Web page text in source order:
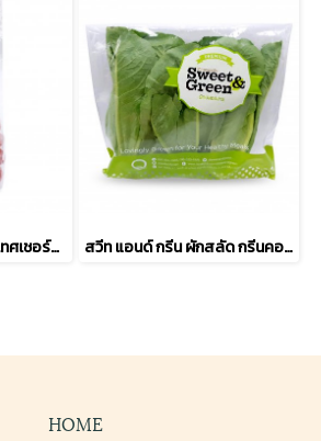
สวีท แอนด์ กรีน มะเขือเทศเชอร์รี่สีแดง สวีท แอนด์ กรีน ผักสลัด กรีนคอส
HOME